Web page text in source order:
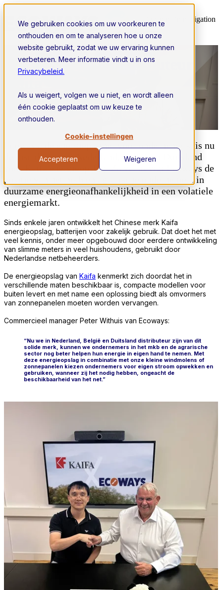
We gebruiken cookies om uw voorkeuren te
onthouden en om te analyseren hoe u onze
website gebruikt, zodat we uw ervaring kunnen
verbeteren. Meer informatie vindt u in ons
Privacybeleid.
Als u weigert, volgen we u niet, en wordt alleen
één cookie geplaatst om uw keuze te
onthouden.
Cookie-instellingen
Accepteren Weigeren
Open main navigation
Ecoways wordt distributeur
Ecoways, de energiepartner voor ondernemers, is nu
de distributeur in Nederland, België en Duitsland
voor Kaifa energieopslag. Zo verstevigt Ecoways de
positie van het mkb en agrarische ondernemers in
duurzame energieonafhankelijkheid in een volatiele
energiemarkt.
Sinds enkele jaren ontwikkelt het Chinese merk Kaifa
energieopslag, batterijen voor zakelijk gebruik. Dat doet het met
veel kennis, onder meer opgebouwd door eerdere ontwikkeling
van slimme meters in veel huishoudens, gebruikt door
Nederlandse netbeheerders.
De energieopslag van Kaifa kenmerkt zich doordat het in
verschillende maten beschikbaar is, compacte modellen voor
buiten levert en met name een oplossing biedt als omvormers
van zonnepanelen moeten worden vervangen.
Commercieel manager Peter Withuis van Ecoways:
“Nu we in Nederland, België en Duitsland distributeur zijn van dit
solide merk, kunnen we ondernemers in het mkb en de agrarische
sector nog beter helpen hun energie in eigen hand te nemen. Met
deze energieopslag in combinatie met onze kleine windmolens of
zonnepanelen kiezen ondernemers voor eigen stroom opwekken en
gebruiken, wanneer zij het nodig hebben, ongeacht de
beschikbaarheid van het net.”